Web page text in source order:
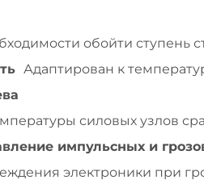
обойти ступень
Адаптирован к
силовых узлов
импульсных и
электроники при